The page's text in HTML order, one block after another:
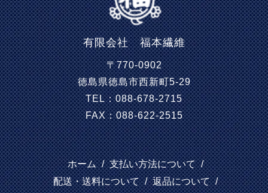
有限会社 福本繊維
〒770-0902
徳島県徳島市西新町5-29
TEL：088-678-2715
FAX：088-622-2515
ホーム / 支払い方法について /
配送・送料について / 返品について /